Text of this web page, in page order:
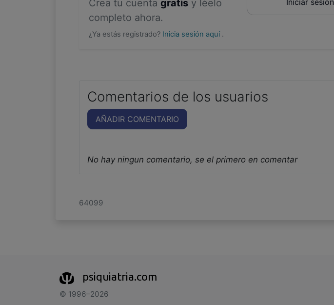
Crea tu cuenta gratis y léelo
completo ahora.
¿Ya estás registrado? Inicia sesión aquí .
Iniciar sesión
Comentarios de los usuarios
AÑADIR COMENTARIO
No hay ningun comentario, se el primero en comentar
64099
psiquiatria.com
© 1996–2026